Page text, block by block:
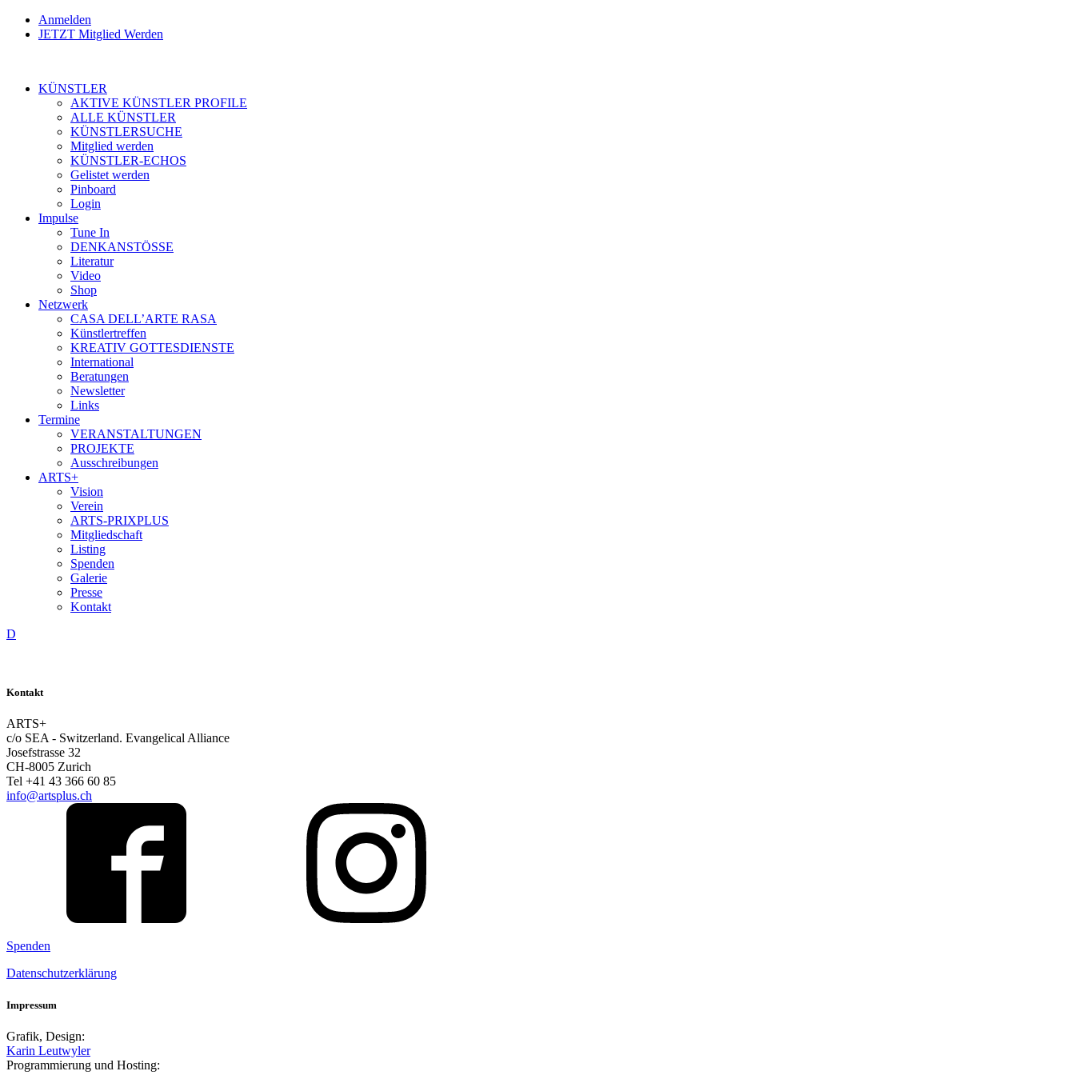
Anmelden
JETZT Mitglied Werden
KÜNSTLER
AKTIVE KÜNSTLER PROFILE
ALLE KÜNSTLER
KÜNSTLERSUCHE
Mitglied werden
KÜNSTLER-ECHOS
Gelistet werden
Pinboard
Login
Impulse
Tune In
DENKANSTÖSSE
Literatur
Video
Shop
Netzwerk
CASA DELL’ARTE RASA
Künstlertreffen
KREATIV GOTTESDIENSTE
International
Beratungen
Newsletter
Links
Termine
VERANSTALTUNGEN
PROJEKTE
Ausschreibungen
ARTS+
Vision
Verein
ARTS-PRIXPLUS
Mitgliedschaft
Listing
Spenden
Galerie
Presse
Kontakt
D
Kontakt
ARTS+
c/o SEA - Switzerland. Evangelical Alliance
Josefstrasse 32
CH-8005 Zurich
Tel +41 43 366 60 85
info@artsplus.ch
Spenden
Datenschutzerklärung
Impressum
Grafik, Design:
Karin Leutwyler
Programmierung und Hosting: